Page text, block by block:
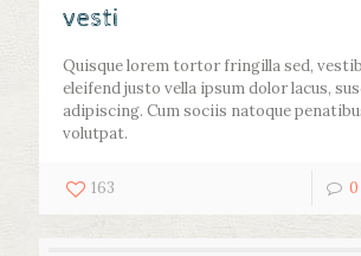
vesti
Quisque lorem tortor fringilla sed,
eleifend justo vella ipsum dolor lacus,
adipiscing. Cum sociis natoque
volutpat.
163 0